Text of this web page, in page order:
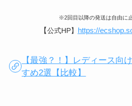
※2回目以降の発送は自由に
【公式HP】 https://
【最強？！】レディース向
すめ2選【比較】